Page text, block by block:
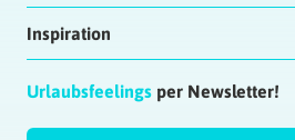
Inspiration
Urlaubsfeelings per Newsletter!